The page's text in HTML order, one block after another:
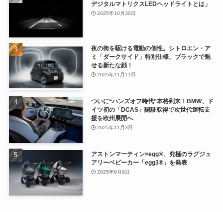
デジタルマトリクスLEDヘッドライトとは」
2025年10月30日
夜の街を駆ける電動の個性。シトロエン・ア
ミ「ダークサイド」特別仕様、ブラックで魅
せる新たな顔！
2025年11月11日
ついに“ハンズオフ時代”本格到来！BMW、ド
イツ初の「DCAS」認証取得で次世代運転支
援を欧州展開へ
2025年11月3日
アストンマーティン×egg®、究極のラグジュ
アリーベビーカー「egg3®」を発表
2025年9月9日